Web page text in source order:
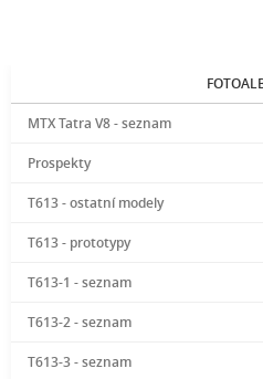
MTX Tatra V8 - seznam
Prospekty
T613 - ostatní modely
T613 - prototypy
T613-1 - seznam
T613-2 - seznam
T613-3 - seznam